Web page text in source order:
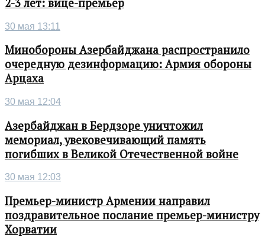
2-3 лет: вице-премьер
30 мая 13:11
Минобороны Азербайджана распространило
очередную дезинформацию: Армия обороны
Арцаха
30 мая 12:04
Азербайджан в Бердзоре уничтожил
мемориал, увековечивающий память
погибших в Великой Отечественной войне
30 мая 12:03
Премьер-министр Армении направил
поздравительное послание премьер-министру
Хорватии